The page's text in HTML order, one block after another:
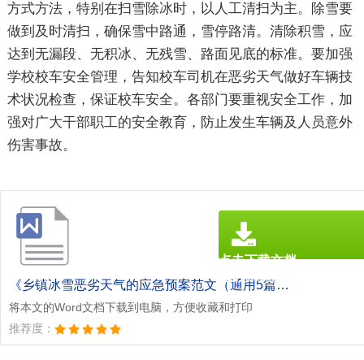
方式方法，特别在扫雪除冰时，以人工清扫为主。除雪要
做到及时清扫，确保雪中路通，雪停路清。清除积雪，应
达到无漏段、无积冰、无残雪、路面见底的标准。要加强
学校校车安全管理，告知校车司机在恶劣天气做好车辆技
术状况检查，保证校车安全。各部门要重视安全工作，加
强对广大干部职工的安全教育，防止发生车辆及人员意外
伤害事故。
《乡镇冰雪恶劣天气的应急预案范文（通用5篇）.doc》
将本文的Word文档下载到电脑，方便收藏和打印
推荐度：
点击下载文档
文档为doc格式